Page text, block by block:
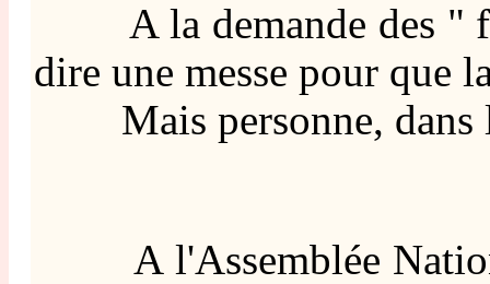
A la demande des "
dire une messe pour que
Mais personne, dans
A l'Assemblée